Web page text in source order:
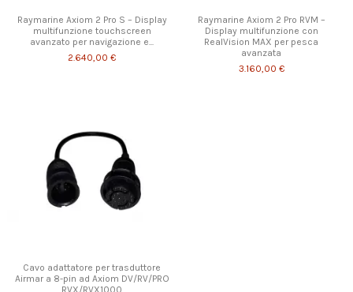
Raymarine Axiom 2 Pro S – Display
multifunzione touchscreen
avanzato per navigazione e...
2.640,00 €
Raymarine Axiom 2 Pro RVM –
Display multifunzione con
RealVision MAX per pesca
avanzata
3.160,00 €
Cavo adattatore per trasduttore
Airmar a 8-pin ad Axiom DV/RV/PRO
RVX/RVX1000